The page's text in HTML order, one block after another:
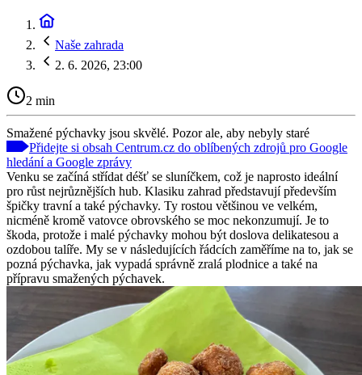
Naše zahrada
2. 6. 2026, 23:00
2 min
Smažené pýchavky jsou skvělé. Pozor ale, aby nebyly staré
Přidejte si obsah Centrum.cz do oblíbených zdrojů pro Google
hledání a Google zprávy
Venku se začíná střídat déšť se sluníčkem, což je naprosto ideální
pro růst nejrůznějších hub. Klasiku zahrad představují především
špičky travní a také pýchavky. Ty rostou většinou ve velkém,
nicméně kromě vatovce obrovského se moc nekonzumují. Je to
škoda, protože i malé pýchavky mohou být doslova delikatesou a
ozdobou talíře. My se v následujících řádcích zaměříme na to, jak se
pozná pýchavka, jak vypadá správně zralá plodnice a také na
přípravu smažených pýchavek.